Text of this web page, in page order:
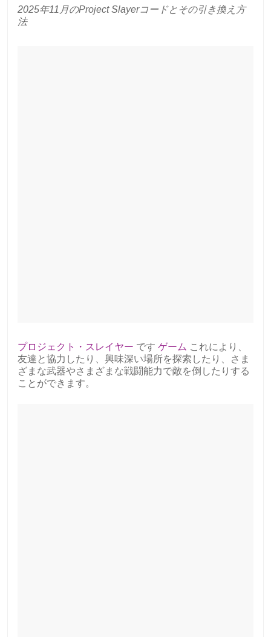
2025年11月のProject Slayerコードとその引き換え方
法
プロジェクト・スレイヤー です ゲーム これにより、
友達と協力したり、興味深い場所を探索したり、さま
ざまな武器やさまざまな戦闘能力で敵を倒したりする
ことができます。